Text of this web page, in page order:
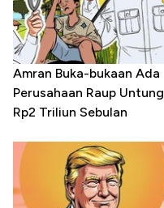
Amran Buka-bukaan Ada
Perusahaan Raup Untung
Rp2 Triliun Sebulan